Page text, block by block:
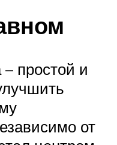
простой и
от